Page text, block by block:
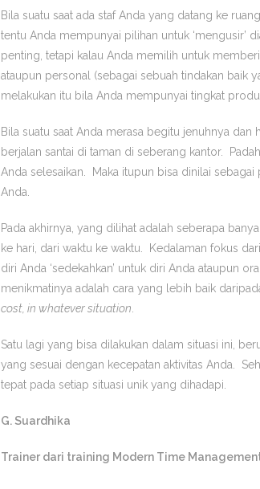
Bila suatu saat ada staf Anda yang datang ke
tentu Anda mempunyai pilihan untuk ‘mengusir’
penting, tetapi kalau Anda memilih untuk
ataupun personal (sebagai sebuah tindakan baik
melakukan itu bila Anda mempunyai tingkat
Bila suatu saat Anda merasa begitu jenuhnya
berjalan santai di taman di seberang kantor.
Anda selesaikan. Maka itupun bisa dinilai
Anda.
Pada akhirnya, yang dilihat adalah seberapa
ke hari, dari waktu ke waktu. Kedalaman fokus
diri Anda ‘sedekahkan’ untuk diri Anda ataupun
menikmatinya adalah cara yang lebih baik
cost, in whatever situation
Satu lagi yang bisa dilakukan dalam situasi ini,
yang sesuai dengan kecepatan aktivitas Anda.
tepat pada setiap situasi unik yang dihadapi.
G. Suardhika
Trainer dari training Modern Time